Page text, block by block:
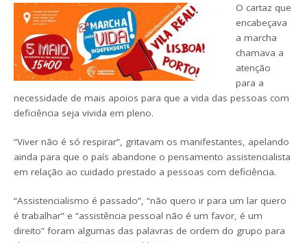
O cartaz que
encabeçava
a marcha
chamava a
atenção
para a
necessidade de mais apoios para que a vida das pessoas com
deficiência seja vivida em pleno.
“Viver não é só respirar”, gritavam os manifestantes, apelando
ainda para que o país abandone o pensamento assistencialista
em relação ao cuidado prestado a pessoas com deficiência.
“Assistencialismo é passado”, “não quero ir para um lar quero
é trabalhar” e “assistência pessoal não é um favor, é um
direito” foram algumas das palavras de ordem do grupo para